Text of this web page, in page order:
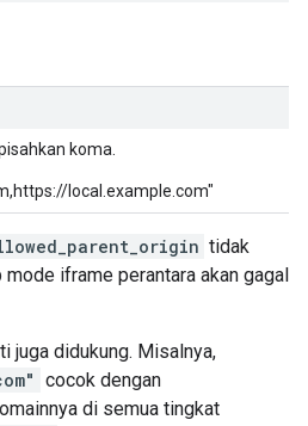
koma.
local.example.com"
tidak
iframe perantara akan gagal
juga didukung. Misalnya,
cocok dengan
di semua tingkat